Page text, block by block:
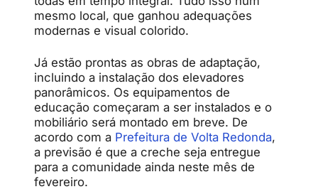
mesmo local, que ganhou adequações
modernas e visual colorido.
Já estão prontas as obras de adaptação,
incluindo a instalação dos elevadores
panorâmicos. Os equipamentos de
educação começaram a ser instalados e o
mobiliário será montado em breve. De
acordo com a Prefeitura de Volta Redonda,
a previsão é que a creche seja entregue
para a comunidade ainda neste mês de
fevereiro.